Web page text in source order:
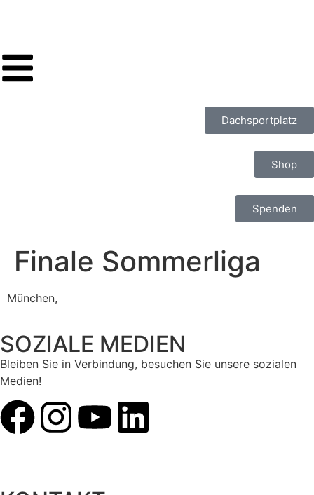
Dachsportplatz
Shop
Spenden
Finale Sommerliga
München,
SOZIALE MEDIEN
Bleiben Sie in Verbindung, besuchen Sie unsere sozialen
Medien!